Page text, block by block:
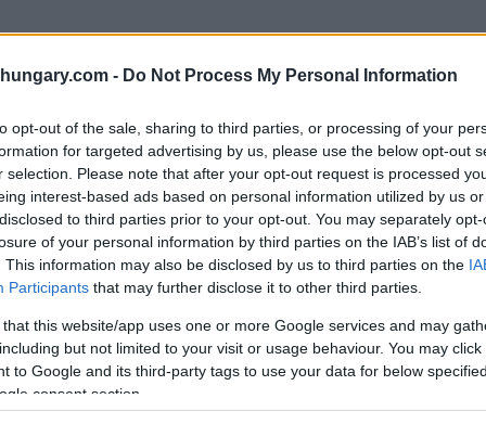
- Do Not Process My Personal Information
opt-out of the sale, sharing to third parties, or processing of your
for targeted advertising by us, please use the below opt-out
selection. Please note that after your opt-out request is processed
interest-based ads based on personal information utilized by us
to third parties prior to your opt-out. You may separately
of your personal information by third parties on the IAB’s list of
This information may also be disclosed by us to third parties on the
Participants that may further disclose it to other third parties.
that this website/app uses one or more Google services and may
but not limited to your visit or usage behaviour. You may
to Google and its third-party tags to use your data for below
consent section.
detto lunedì su Facebook il ministro degli Affari
…
Sieci che la formula è che Bruxelles o il Partito
adatto ai loro scopi e facciano pressione sui governi
al potere.”